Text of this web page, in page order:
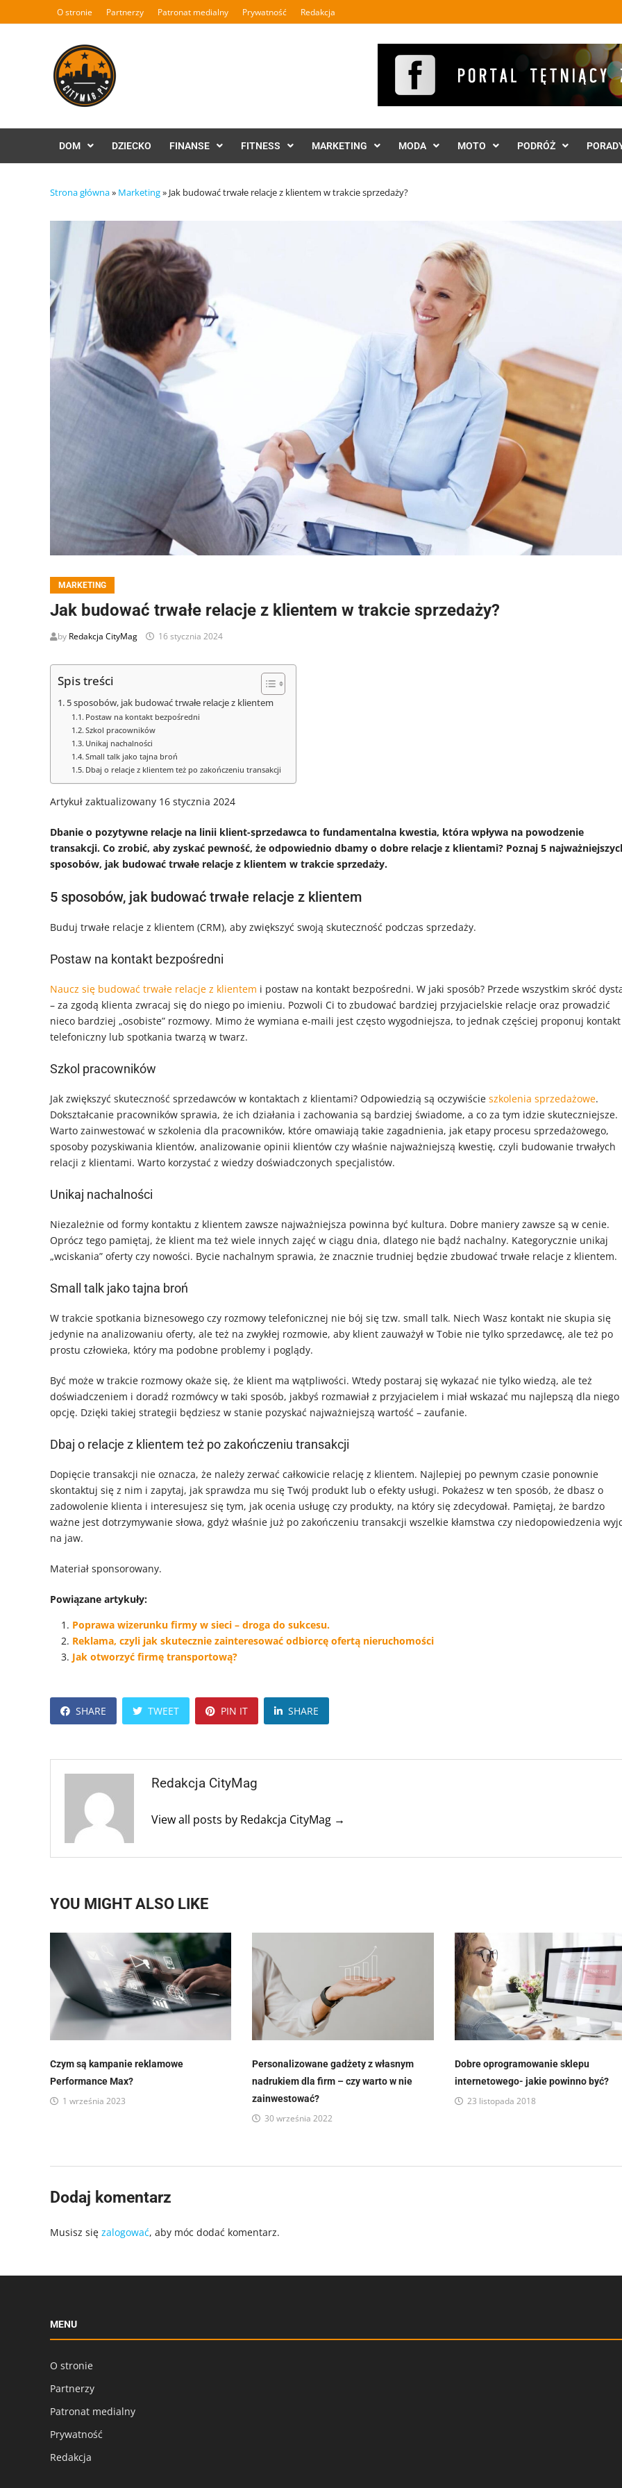
to
O stronie Partnerzy Patronat medialny Prywatność Redakcja
DOM DZIECKO FINANSE FITNESS MARKETING MODA MOTO PODRÓŻ
Strona główna» Marketing» Jak budować trwałe relacje z klientem w trakcie sprzedaży?
MARKETING
Jak budować trwałe relacje z klientem w trakcie sprzedaży?
by Redakcja CityMag 16 stycznia 2024
Spis treści
5 sposobów, jak budować trwałe relacje z klientem
Postaw na kontakt bezpośredni
Szkol pracowników
Unikaj nachalności
Small talk jako tajna broń
Dbaj o relacje z klientem też po zakończeniu transakcji
Artykuł zaktualizowany 16 stycznia 2024
Dbanie o pozytywne relacje na linii klient-sprzedawca to fundamentalna kwestia, która wpływa na powodzenie
transakcji. Co zrobić, aby zyskać pewność, że odpowiednio dbamy o dobre relacje z klientami? Poznaj 5
sposobów, jak budować trwałe relacje z klientem w trakcie sprzedaży.
5 sposobów, jak budować trwałe relacje z klientem
Buduj trwałe relacje z klientem (CRM), aby zwiększyć swoją skuteczność podczas sprzedaży.
Postaw na kontakt bezpośredni
Naucz się budować trwałe relacje z klientem i postaw na kontakt bezpośredni. W jaki sposób? Przede wszystkim skróć
– za zgodą klienta zwracaj się do niego po imieniu. Pozwoli Ci to zbudować bardziej przyjacielskie relacje oraz prowadzić
nieco bardziej „osobiste” rozmowy. Mimo że wymiana e-maili jest często wygodniejsza, to jednak częściej proponuj kontakt
telefoniczny lub spotkania twarzą w twarz.
Szkol pracowników
Jak zwiększyć skuteczność sprzedawców w kontaktach z klientami? Odpowiedzią są oczywiście szkolenia sprzedażowe.
Dokształcanie pracowników sprawia, że ich działania i zachowania są bardziej świadome, a co za tym idzie skuteczniejsze.
Warto zainwestować w szkolenia dla pracowników, które omawiają takie zagadnienia, jak etapy procesu sprzedażowego,
sposoby pozyskiwania klientów, analizowanie opinii klientów czy właśnie najważniejszą kwestię, czyli budowanie trwałych
relacji z klientami. Warto korzystać z wiedzy doświadczonych specjalistów.
Unikaj nachalności
Niezależnie od formy kontaktu z klientem zawsze najważniejsza powinna być kultura. Dobre maniery zawsze są w cenie.
Oprócz tego pamiętaj, że klient ma też wiele innych zajęć w ciągu dnia, dlatego nie bądź nachalny. Kategorycznie unikaj
„wciskania” oferty czy nowości. Bycie nachalnym sprawia, że znacznie trudniej będzie zbudować trwałe relacje z klientem.
Small talk jako tajna broń
W trakcie spotkania biznesowego czy rozmowy telefonicznej nie bój się tzw. small talk. Niech Wasz kontakt nie skupia się
jedynie na analizowaniu oferty, ale też na zwykłej rozmowie, aby klient zauważył w Tobie nie tylko sprzedawcę, ale też po
prostu człowieka, który ma podobne problemy i poglądy.
Być może w trakcie rozmowy okaże się, że klient ma wątpliwości. Wtedy postaraj się wykazać nie tylko wiedzą, ale też
doświadczeniem i doradź rozmówcy w taki sposób, jakbyś rozmawiał z przyjacielem i miał wskazać mu najlepszą dla niego
opcję. Dzięki takiej strategii będziesz w stanie pozyskać najważniejszą wartość – zaufanie.
Dbaj o relacje z klientem też po zakończeniu transakcji
Dopięcie transakcji nie oznacza, że należy zerwać całkowicie relację z klientem. Najlepiej po pewnym czasie ponownie
skontaktuj się z nim i zapytaj, jak sprawdza mu się Twój produkt lub o efekty usługi. Pokażesz w ten sposób, że dbasz o
zadowolenie klienta i interesujesz się tym, jak ocenia usługę czy produkty, na który się zdecydował. Pamiętaj, że bardzo
ważne jest dotrzymywanie słowa, gdyż właśnie już po zakończeniu transakcji wszelkie kłamstwa czy niedopowiedzenia
na jaw.
Materiał sponsorowany.
Powiązane artykuły:
Poprawa wizerunku firmy w sieci – droga do sukcesu.
Reklama, czyli jak skutecznie zainteresować odbiorcę ofertą nieruchomości
Jak otworzyć firmę transportową?
SHARE TWEET PIN IT SHARE
Redakcja CityMag
View all posts by Redakcja CityMag →
YOU MIGHT ALSO LIKE
Czym są kampanie reklamowe
Performance Max?
1 września 2023
Personalizowane gadżety z własnym
nadrukiem dla firm – czy warto w nie
zainwestować?
30 września 2022
Dobre oprogramowanie sklepu
internetowego- jakie powinno być?
23 listopada 2018
Dodaj komentarz
Musisz się zalogować, aby móc dodać komentarz.
MENU
O stronie
Partnerzy
Patronat medialny
Prywatność
Redakcja